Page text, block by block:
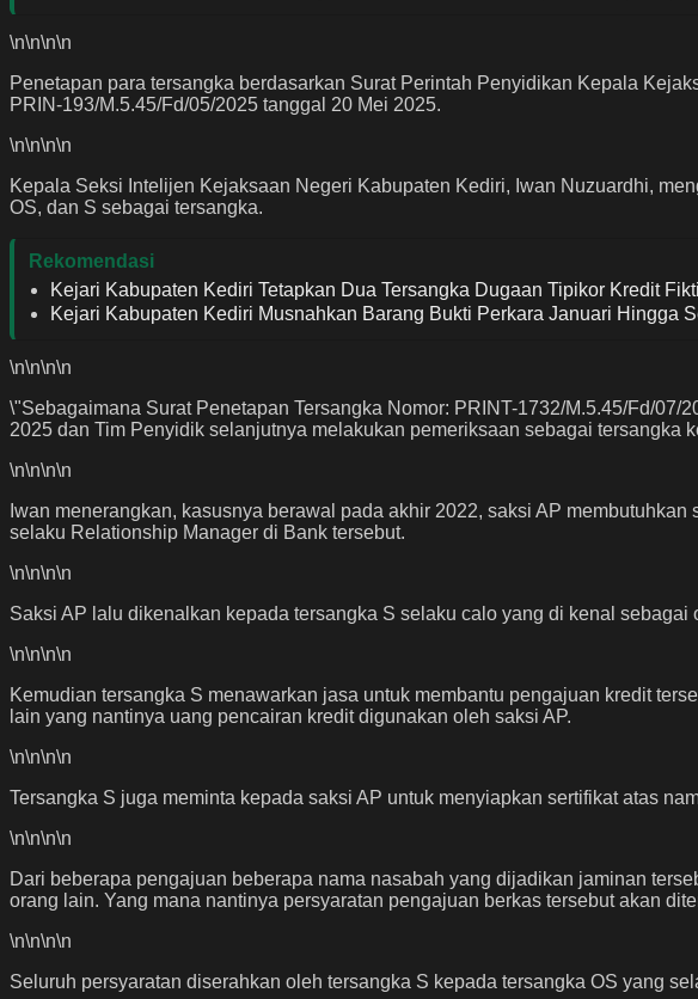
\n\n\n\n
Penetapan para tersangka berdasarkan Surat Perintah Penyidikan Kepala
PRIN-193/M.5.45/Fd/05/2025 tanggal 20 Mei 2025.
\n\n\n\n
Kepala Seksi Intelijen Kejaksaan Negeri Kabupaten Kediri, Iwan Nuzuardhi,
OS, dan S sebagai tersangka.
Rekomendasi
Kejari Kabupaten Kediri Tetapkan Dua Tersangka Dugaan Tipikor Kredit
Kejari Kabupaten Kediri Musnahkan Barang Bukti Perkara Januari Hingga
\n\n\n\n
\"Sebagaimana Surat Penetapan Tersangka Nomor: PRINT-1732/M.5.45/Fd/
2025 dan Tim Penyidik selanjutnya melakukan pemeriksaan sebagai tersangka
\n\n\n\n
Iwan menerangkan, kasusnya berawal pada akhir 2022, saksi AP
selaku Relationship Manager di Bank tersebut.
\n\n\n\n
Saksi AP lalu dikenalkan kepada tersangka S selaku calo yang di kenal
\n\n\n\n
Kemudian tersangka S menawarkan jasa untuk membantu pengajuan kredit
lain yang nantinya uang pencairan kredit digunakan oleh saksi AP.
\n\n\n\n
Tersangka S juga meminta kepada saksi AP untuk menyiapkan sertifikat atas
\n\n\n\n
Dari beberapa pengajuan beberapa nama nasabah yang dijadikan jaminan
orang lain. Yang mana nantinya persyaratan pengajuan berkas tersebut akan
\n\n\n\n
Seluruh persyaratan diserahkan oleh tersangka S kepada tersangka OS yang